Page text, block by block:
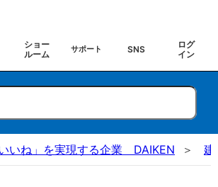
ショー
ルーム
サポート SNS
ログ
イン
いね」を実現する企業 DAIKEN 建